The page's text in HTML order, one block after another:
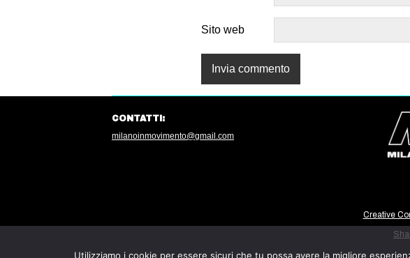
Sito web
Creative
CONTATTI:
milanoinmovimento@gmail.com
Utilizziamo i cookie per essere sicuri che tu possa avere la migliore